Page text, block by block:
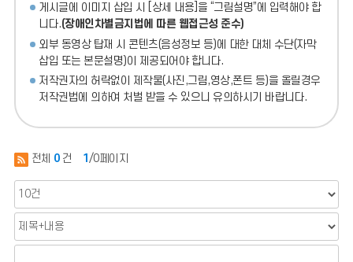
게시글에 이미지 삽입 시 [상세 내용]을 “그림설명”에 입력해야 합
니다.(장애인차별금지법에 따른 웹접근성 준수)
외부 동영상 탑재 시 콘텐츠(음성정보 등)에 대한 대체 수단(자막
삽입 또는 본문설명)이 제공되어야 합니다.
저작권자의 허락없이 제작물(사진,그림,영상,폰트 등)을 올릴경우
저작권법에 의하여 처벌 받을 수 있으니 유의하시기 바랍니다.
전체 0 건 1 /0페이지